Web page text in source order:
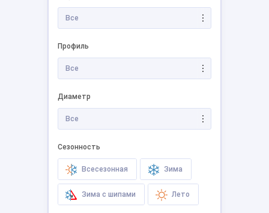
Все
Профиль
Все
Диаметр
Все
Сезонность
Всесезонная Зима
Зима с шипами Лето